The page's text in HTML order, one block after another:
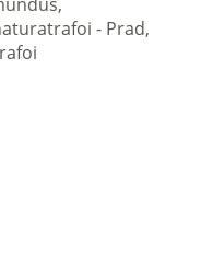
- Prad,